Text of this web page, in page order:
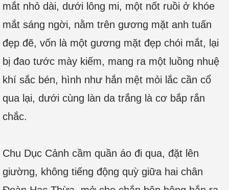
mắt nhỏ dài, dưới lông mi, một nốt ruồi ở khóe
mắt sáng ngời, nằm trên gương mặt anh tuấn
đẹp đẽ, vốn là một gương mặt đẹp chói mắt, lại
bị đao tước mày kiếm, mang ra một luồng nhuệ
khí sắc bén, hình như hắn mệt mỏi lắc cần cổ
qua lại, dưới cùng làn da trắng là cơ bắp rắn
chắc.
Chu Dục Cảnh cầm quần áo đi qua, đặt lên
giường, không tiếng động quỳ giữa hai chân